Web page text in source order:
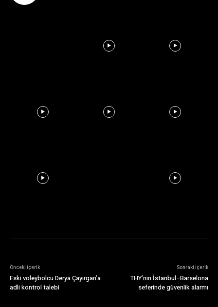
Önceki İçerik
Eski voleybolcu Derya Çayırgan’a
adli kontrol talebi
Sonraki İçerik
THY’nin İstanbul–Barselona
seferinde güvenlik alarmı